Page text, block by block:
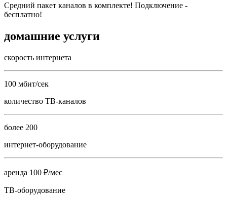
Средний пакет каналов в комплекте! Подключение -
бесплатно!
домашние услуги
скорость интернета
100 мбит/сек
количество ТВ-каналов
более 200
интернет-оборудование
аренда 100 ₽/мес
ТВ-оборудование